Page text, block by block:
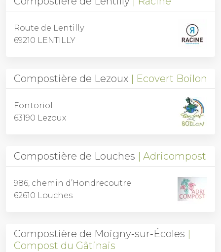
Route de Lentilly
69210 LENTILLY
Compostière de Lezoux Ecovert Boilon
Fontoriol
63190 Lezoux
Compostière de Louches Adricompost
986, chemin d’Hondrecoutre
62610 Louches
Compostière de Moigny‑sur‑Écoles
Compost du Gâtinais